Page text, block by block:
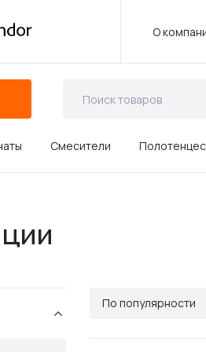
О
для ванных комнат
Смесители
По популярности